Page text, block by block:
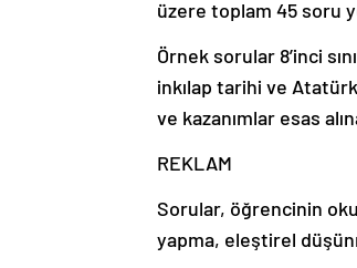
üzere toplam 45 soru
Örnek sorular 8’inci
inkılap tarihi ve
ve kazanımlar esas
REKLAM
Sorular, öğrencinin
yapma, eleştirel